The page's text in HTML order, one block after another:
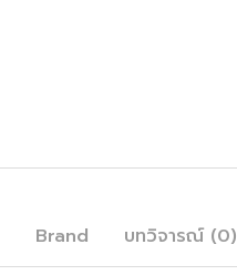
Brand บทวิจารณ์ (0)